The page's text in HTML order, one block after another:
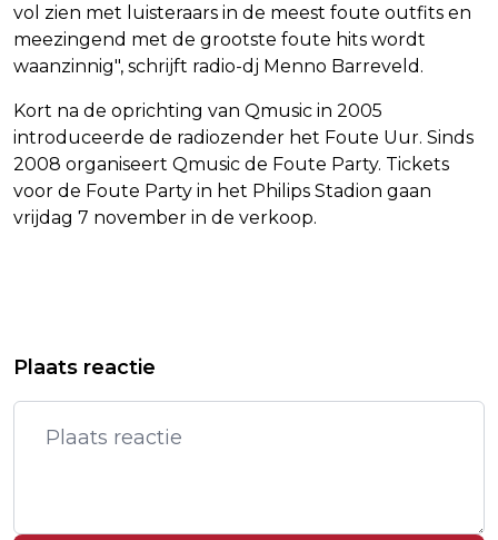
vol zien met luisteraars in de meest foute outfits en
meezingend met de grootste foute hits wordt
waanzinnig", schrijft radio-dj Menno Barreveld.
Kort na de oprichting van Qmusic in 2005
introduceerde de radiozender het Foute Uur. Sinds
2008 organiseert Qmusic de Foute Party. Tickets
voor de Foute Party in het Philips Stadion gaan
vrijdag 7 november in de verkoop.
VOOR DE EERSTE KEER OPA EN OMA
JAN SLAGTER: MET OVERLIJDEN
PRINSEN VERLIEST NEDERLAND TV-
ICOON
Plaats reactie